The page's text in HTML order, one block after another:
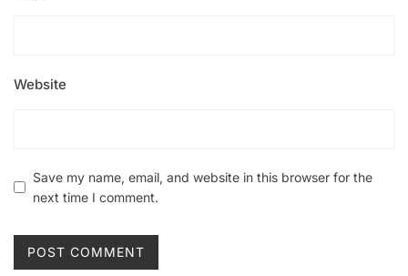
Website
Save my name, email, and website in this browser for the
next time I comment.